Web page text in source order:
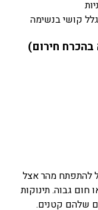
קושי בנשימה
חירום)
להתפתח מהר אצל
חום גבוה. תינוקות
שלהם קטנים.